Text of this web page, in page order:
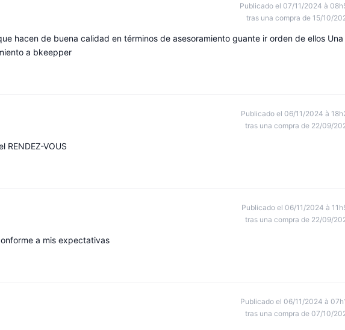
Publicado el 07/11/2024 à
tras una compra de 15/10/
hacen de buena calidad en términos de asesoramiento guante ir orden de ellos Una
a bkeepper
Publicado el 06/11/2024 à
tras una compra de 22/09/
RENDEZ-VOUS
Publicado el 06/11/2024 à
tras una compra de 22/09/
a mis expectativas
Publicado el 06/11/2024 à
tras una compra de 07/10/